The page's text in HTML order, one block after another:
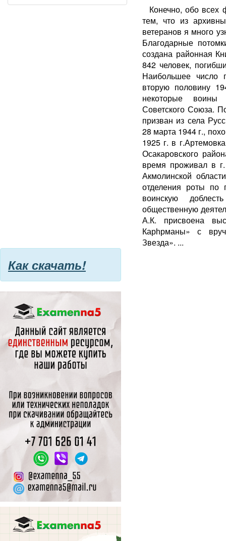
Конечно, обо всех
тем, что из
ветеранов я много
Благодарные
создана районная
842 человек,
Наибольшее число
вторую половину
некоторые воины
Советского Союза.
призван из села
28 марта 1944 г.,
1925 г. в
Осакаровского
время проживал в
Акмолинской
отделения роты по
воинскую
общественную
А.К. присвоена
Карһрманы» с
Звезда». ...
Как скачать!